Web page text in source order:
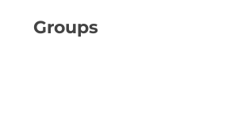
Groups